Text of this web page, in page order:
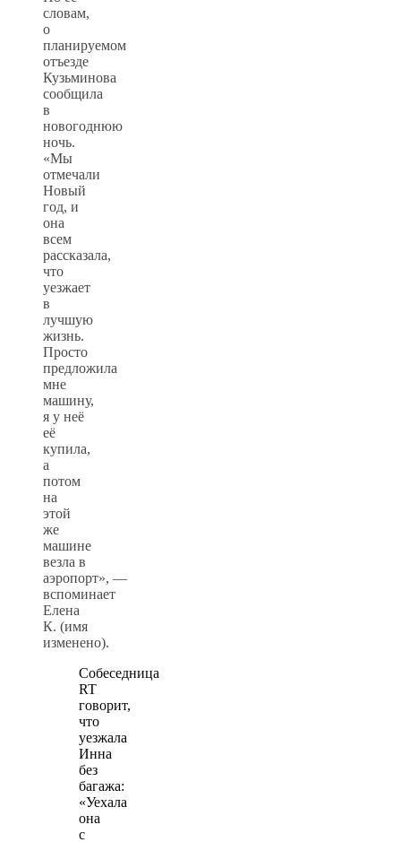
словам,
о
планируемом
отъезде
Кузьминова
сообщила
в
новогоднюю
ночь.
«Мы
отмечали
Новый
год, и
она
всем
рассказала,
что
уезжает
в
лучшую
жизнь.
Просто
предложила
мне
машину,
я у неё
её
купила,
а
потом
на
этой
же
машине
везла в
аэропорт», —
вспоминает
Елена
К. (имя
изменено).
Собеседница
RT
говорит,
что
уезжала
Инна
без
багажа:
«Уехала
она
с